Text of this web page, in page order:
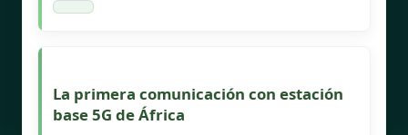
La primera comunicación con estación
base 5G de África